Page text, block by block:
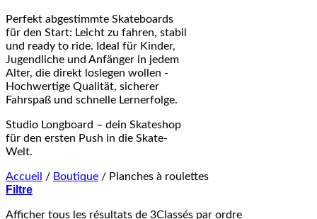
Perfekt abgestimmte Skateboards
für den Start: Leicht zu fahren, stabil
und ready to ride. Ideal für Kinder,
Jugendliche und Anfänger in jedem
Alter, die direkt loslegen wollen -
Hochwertige Qualität, sicherer
Fahrspaß und schnelle Lernerfolge.
Studio Longboard – dein Skateshop
für den ersten Push in die Skate-
Welt.
Accueil / Boutique / Planches à roulettes
Filtre
Afficher tous les résultats de 3Classés par ordre